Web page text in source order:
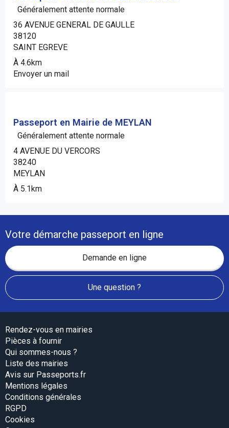
Généralement attente normale
36 AVENUE GENERAL DE GAULLE
38120
SAINT EGREVE
À 4.6km
Envoyer un mail
Passeport en Mairie de MEYLAN
Généralement attente normale
4 AVENUE DU VERCORS
38240
MEYLAN
À 5.1km
Votre démarche passeport en ligne
Demande en ligne
Une question ?
Rendez-vous en mairies
Pièces à fournir
Qui sommes-nous ?
Liste des mairies
Avis sur Passeports.fr
Mentions légales
Conditions générales
RGPD
Cookies